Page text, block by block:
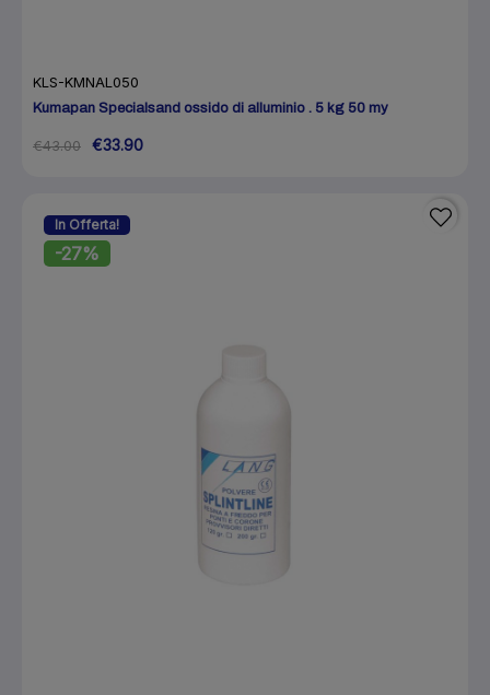
KLS-KMNAL050
Kumapan Specialsand ossido di alluminio . 5 kg 50 my
€43.00 €33.90
In Offerta!
-27%